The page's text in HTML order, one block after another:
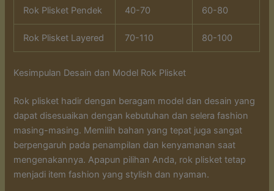
Rok Plisket Pendek 40-70 60-80
Rok Plisket Layered 70-110 80-100
Kesimpulan Desain dan Model Rok Plisket
Rok plisket hadir dengan beragam model dan desain yang
dapat disesuaikan dengan kebutuhan dan selera fashion
masing-masing. Memilih bahan yang tepat juga sangat
berpengaruh pada penampilan dan kenyamanan saat
mengenakannya. Apapun pilihan Anda, rok plisket tetap
menjadi item fashion yang stylish dan nyaman.